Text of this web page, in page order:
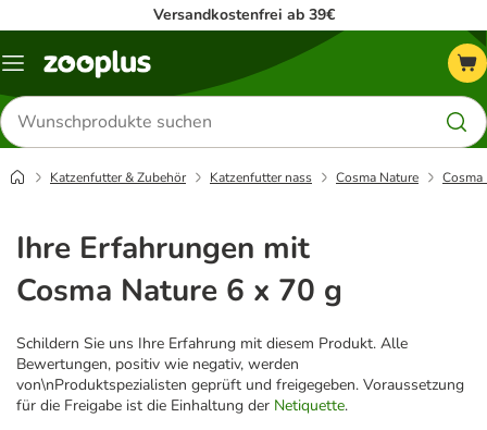
Versandkostenfrei ab 39€
Menü
Produkte
suchen
Katzenfutter & Zubehör Katzenfutter nass Cosma Nature Cosma
Ihre Erfahrungen mit
Cosma Nature 6 x 70 g
Schildern Sie uns Ihre Erfahrung mit diesem Produkt. Alle
Bewertungen, positiv wie negativ, werden
von\nProduktspezialisten geprüft und freigegeben. Voraussetzung
für die Freigabe ist die Einhaltung der Netiquette.